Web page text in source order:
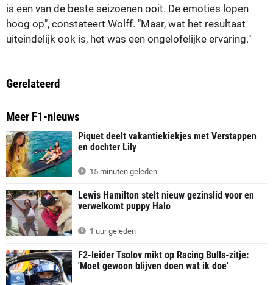
is een van de beste seizoenen ooit. De emoties lopen
hoog op", constateert Wolff. "Maar, wat het resultaat
uiteindelijk ook is, het was een ongelofelijke ervaring."
Gerelateerd
Meer F1-nieuws
Piquet deelt vakantiekiekjes met Verstappen
en dochter Lily
15 minuten geleden
Lewis Hamilton stelt nieuw gezinslid voor en
verwelkomt puppy Halo
1 uur geleden
F2-leider Tsolov mikt op Racing Bulls-zitje:
'Moet gewoon blijven doen wat ik doe'